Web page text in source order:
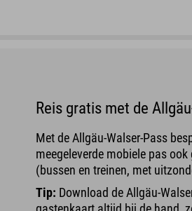
Reis gratis met de
Met de Allgäu-Walser-Pass
meegeleverde mobiele pas
(bussen en treinen, met
Tip: Download de Allgäu-